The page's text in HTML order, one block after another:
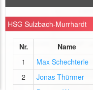
HSG Sulzbach-Murrhardt
Nr. Name
1
Max Schechterle
2
Jonas Thürmer